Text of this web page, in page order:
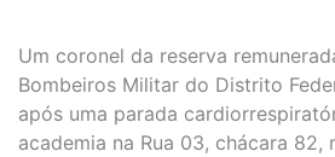
Um coronel da reserva
Bombeiros Militar do Distrito
após uma parada
academia na Rua 03, chácara 82,